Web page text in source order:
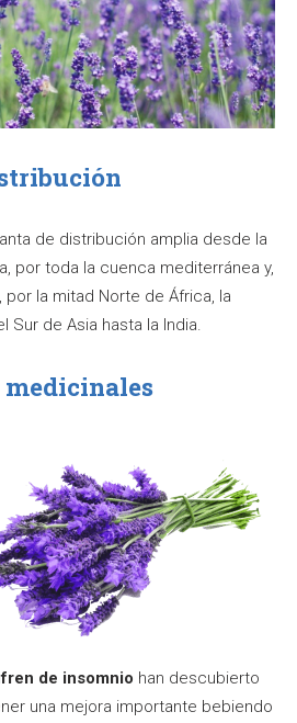
de distribución amplia desde la
por toda la cuenca mediterránea y,
la mitad Norte de África, la
Sur de Asia hasta la India.
medicinales
de insomnio han descubierto
una mejora importante bebiendo